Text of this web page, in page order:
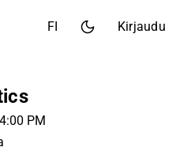
FI Kirjaudu
PM